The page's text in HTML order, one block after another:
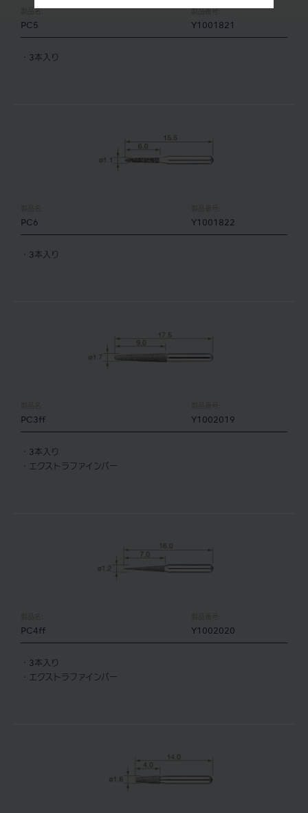
PC5 Y1001821
・3本入り
PC6 Y1001822
・3本入り
PC3ff Y1002019
・3本入り
・エクストラファインバー
PC4ff Y1002020
・3本入り
・エクストラファインバー